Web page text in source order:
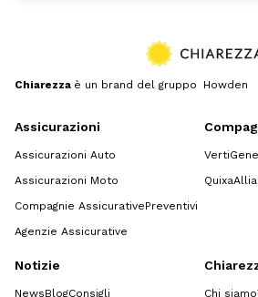
Chiarezza è un brand del gruppo Howden
Assicurazioni
Assicurazioni Auto
Assicurazioni Moto
Compagnie AssicurativePreventivi
Agenzie Assicurative
Verti
Quixa
Notizie
NewsBlogConsigli Chi siamo